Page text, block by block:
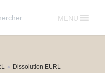
MENU
Dissolution EURL